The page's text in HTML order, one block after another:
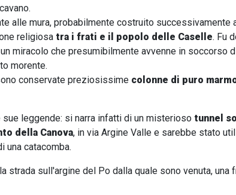
alle mura, probabilmente costruito successivamente
religiosa tra i frati e il popolo delle Caselle. Fu
miracolo che presumibilmente avvenne in
morente.
conservate preziosissime colonne di puro
leggende: si narra infatti di un misterioso tunnel
della Canova, in via Argine Valle e sarebbe stato
una catacomba.
strada sull'argine del Po dalla quale sono venuta, una